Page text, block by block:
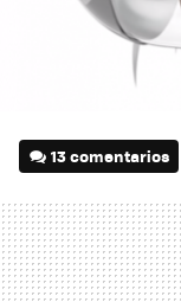
13 comentarios